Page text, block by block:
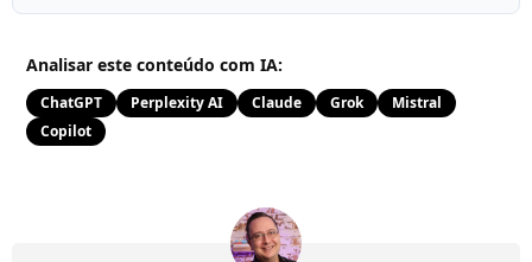
Analisar este conteúdo com IA:
ChatGPT Perplexity AI Claude Grok
Mistral
Copilot